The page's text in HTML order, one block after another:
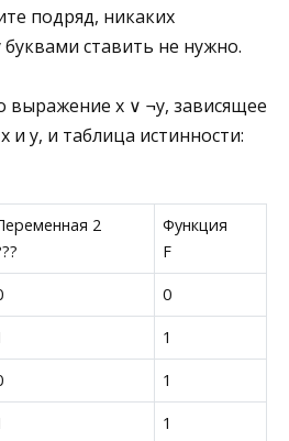
подряд, никаких
ставить не нужно.
выражение x ∨ ¬y, зависящее
и y, и таблица истинности:
2
Функция
F
0
1
1
1